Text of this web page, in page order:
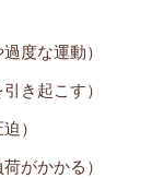
度な運動）
き起こす）
）
がかかる）